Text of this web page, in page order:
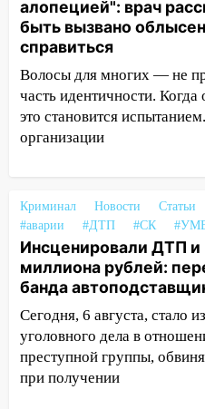
агрессивную
15:47 На улице
курьера: крупная
15:15 Проводил до
новый кавалер
рецидивистом
по улице Ефремова
14:23
67%
передумать
повысят зарплату
14:01
более 4,6 миллиона
судом предстанет
автоподставщиков
В Инзе
алопецией": врач
быть вызвано
справиться
Волосы для многих — не
часть идентичности.
это становится
организации
Криминал Новости
Статьи
#аварии
#ДТП #СК
Инсценировали ДТП и
миллиона рублей:
банда
Сегодня, 6 августа, стало
уголовного дела в
преступной группы,
при получении